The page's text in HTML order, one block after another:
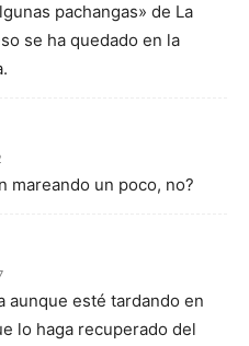
pachangas» de La
se ha quedado en la
mareando un poco, no?
aunque esté tardando en
lo haga recuperado del